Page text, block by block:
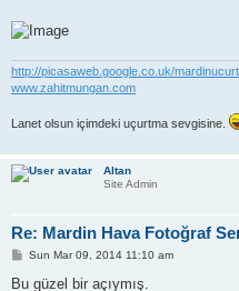
http://picasaweb.google.co.uk/
www.zahitmungan.com
Lanet olsun içimdeki uçurtma sevgisine.
Altan
Site Admin
Re: Mardin Hava Fotoğraf
P
s
Sun Mar 09, 2014 11:10 am
Bu güzel bir açıymış.